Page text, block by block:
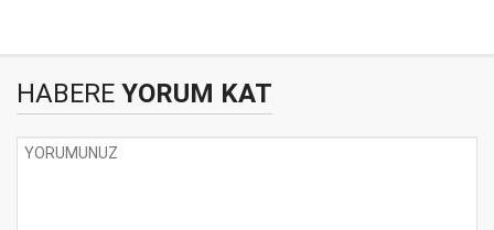
HABERE YORUM KAT